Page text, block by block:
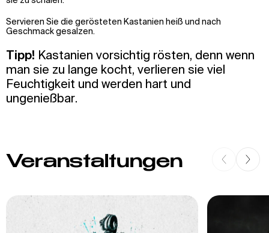
Servieren Sie die gerösteten Kastanien heiß und nach
Geschmack gesalzen.
Tipp! Kastanien vorsichtig rösten, denn wenn
man sie zu lange kocht, verlieren sie viel
Feuchtigkeit und werden hart und
ungenießbar.
Veranstaltungen